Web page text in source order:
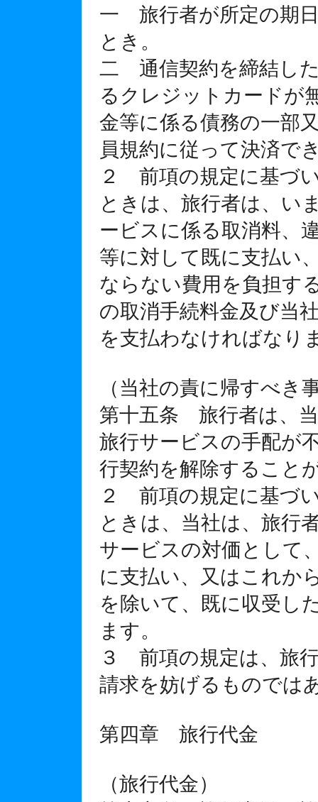
一 旅行者が所定の期
とき。
二 通信契約を締結し
るクレジットカードが
金等に係る債務の一部
員規約に従って決済で
２ 前項の規定に基づ
ときは、旅行者は、い
ービスに係る取消料、
等に対して既に支払い
ならない費用を負担す
の取消手続料金及び当
を支払わなければなり
（当社の責に帰すべき
第十五条 旅行者は、
旅行サービスの手配が
行契約を解除すること
２ 前項の規定に基づ
ときは、当社は、旅行
サービスの対価として
に支払い、又はこれか
を除いて、既に収受し
ます。
３ 前項の規定は、旅
請求を妨げるものでは
第四章 旅行代金
（旅行代金）